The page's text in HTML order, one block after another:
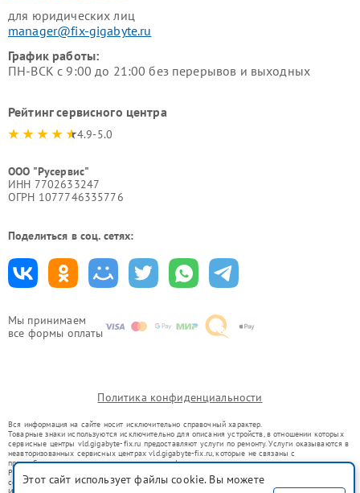
Мы принимаем
все формы оплаты
для юридических лиц
manager@fix-gigabyte.ru
График работы:
ПН-ВСК с 9:00 до 21:00 без перерывов и выходных
Рейтинг сервисного центра
4.9-5.0
ООО "Русервис"
ИНН 7702633247
ОГРН 1077746335776
Поделиться в соц. сетях:
Политика конфиденциальности
Вся информация на сайте носит исключительно справочный характер.
Товарные знаки используются исключительно для описания устройств, в отношении которых
сервисные центры vld.gigabyte-fix.ru предоставляют услуги по ремонту. Услуги оказываются в
неавторизованных сервисных центрах vld.gigabyte-fix.ru, которые не связаны с
правообладателями товарных знаков или их официальными представителями.
Ремонт осуществляется для устройств, уже введенных в гражданский оборот в соответствии
со статьей 1487 ГК РФ.
Этот сайт использует файлы cookie. Вы можете